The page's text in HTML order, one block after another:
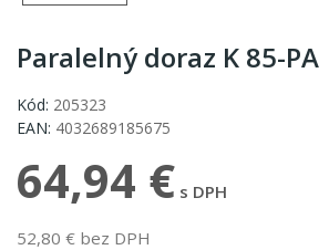
Paralelný doraz K 85-PA
Kód: 205323
EAN: 4032689185675
64,94 € s DPH
52,80 € bez DPH